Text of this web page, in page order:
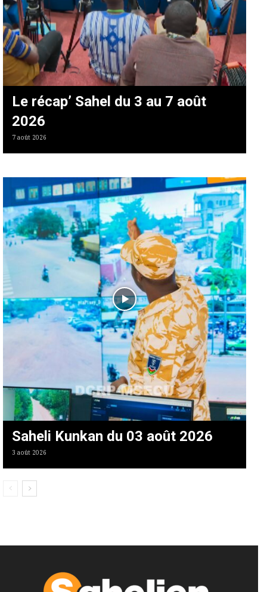
Le récap’ Sahel du 3 au 7 août
2026
7 août 2026
Saheli Kunkan du 03 août 2026
3 août 2026